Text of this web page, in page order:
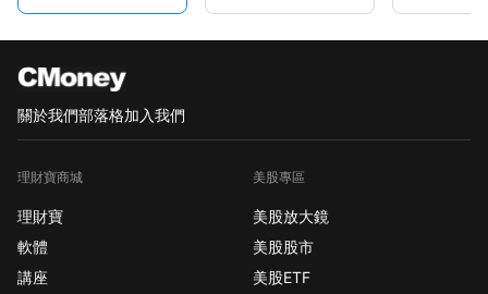
關於我們部落格加入我們
理財寶商城
理財寶
軟體
講座
美股專區
美股放大鏡
美股股市
美股ETF